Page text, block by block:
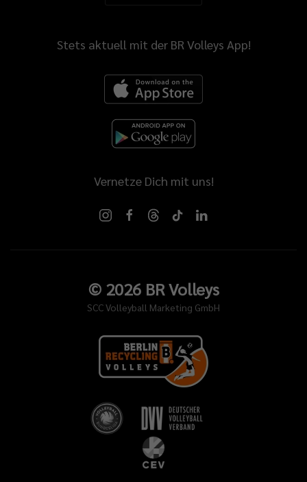
Stets aktuell mit der BR Volleys App!
Vernetze Dich mit uns!
© 2026BR Volleys
SCC Volleyball Marketing GmbH